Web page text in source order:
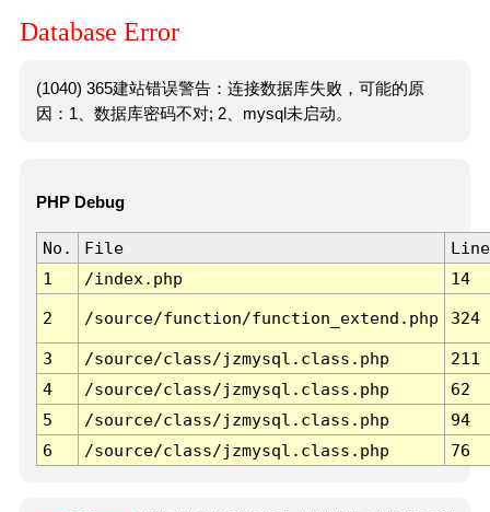
Database Error
(1040) 365建站错误警告：连接数据库失败，可能的原
因：1、数据库密码不对; 2、mysql未启动。
PHP Debug
No. File
Line
1
/index.php 14
2 /source/function/function_extend.php 324
3 /source/class/jzmysql.class.php
211
4
/source/class/jzmysql.class.php
62
5
/source/class/jzmysql.class.php
94
6
/source/class/jzmysql.class.php 76